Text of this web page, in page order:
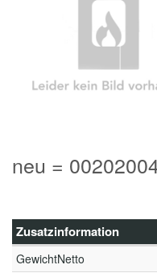
neu =
Zusatzinformation
GewichtNetto